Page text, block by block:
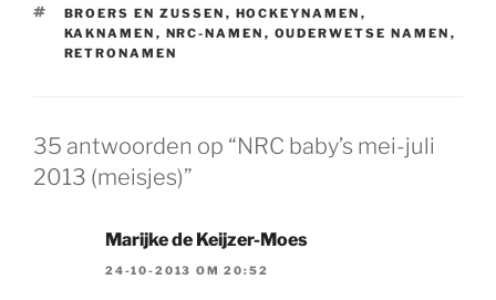
TAGS
BROERS EN ZUSSEN , HOCKEYNAMEN ,
KAKNAMEN , NRC-NAMEN , OUDERWETSE NAMEN ,
RETRONAMEN
35 antwoorden op “NRC baby’s mei-juli
2013 (meisjes)”
Marijke de Keijzer-Moes
24-10-2013 OM 20:52